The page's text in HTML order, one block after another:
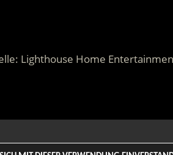
Lighthouse Home
on WordPress-Theme: Tortuga von